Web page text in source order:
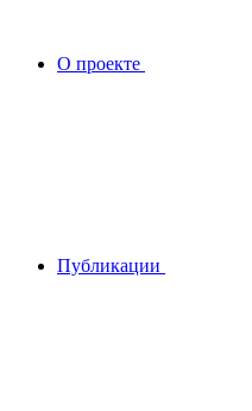
О проекте
Публикации